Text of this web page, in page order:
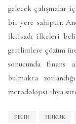
gelecek çalışmalar
bir yere sahiptir.
iktisadı ilkeleri
gerilimlere çözüm
sonucunda finans
bulmakta
metodolojisi ihya
FIKIH HUKUK